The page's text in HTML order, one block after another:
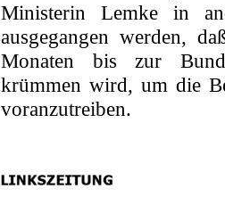
Ministerin Lemke in
ausgegangen werden,
Monaten bis zur
krümmen wird, um die
voranzutreiben.